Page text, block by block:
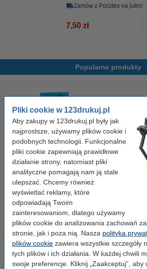
Pliki cookie w 123drukuj.pl
Aby zakupy w 123drukuj.pl były jak
najprostsze, używamy plików cookie i
podobnych technologii. Funkcjonalne
pliki cookie zapewniają prawidłowe
działanie strony, natomiast pliki
analityczne pomagają nam ją stale
ulepszać. Chcemy również
wyświetlać reklamy, które
odpowiadają Twoim
zainteresowaniom, dlatego używamy
plików cookie do analizowania zachowań
stronie, jak i poza nią. Nasza polityka
plików cookie zawiera wszystkie szczegóły
tych plików i ich działania. W każdej chwili
swoje preferencje. Kliknij „Zaakceptuj”, aby
Zamów z Pocztex na jutro!
7,50 zł
Popularne produkty
Papier ksero A4 80 g/m2 (500
szt.), 123drukuj
23,00 zł z VAT
Papier